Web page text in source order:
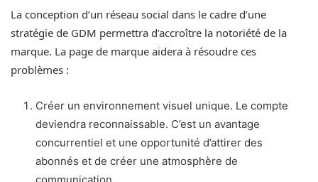
La conception d’un réseau social dans le cadre d’une
stratégie de GDM permettra d’accroître la notoriété de la
marque. La page de marque aidera à résoudre ces
problèmes :
Créer un environnement visuel unique. Le compte
deviendra reconnaissable. C’est un avantage
concurrentiel et une opportunité d’attirer des
abonnés et de créer une atmosphère de